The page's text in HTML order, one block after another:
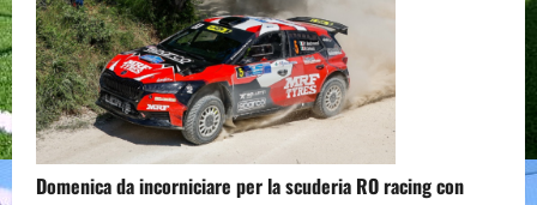
Domenica da incorniciare per la scuderia RO racing con